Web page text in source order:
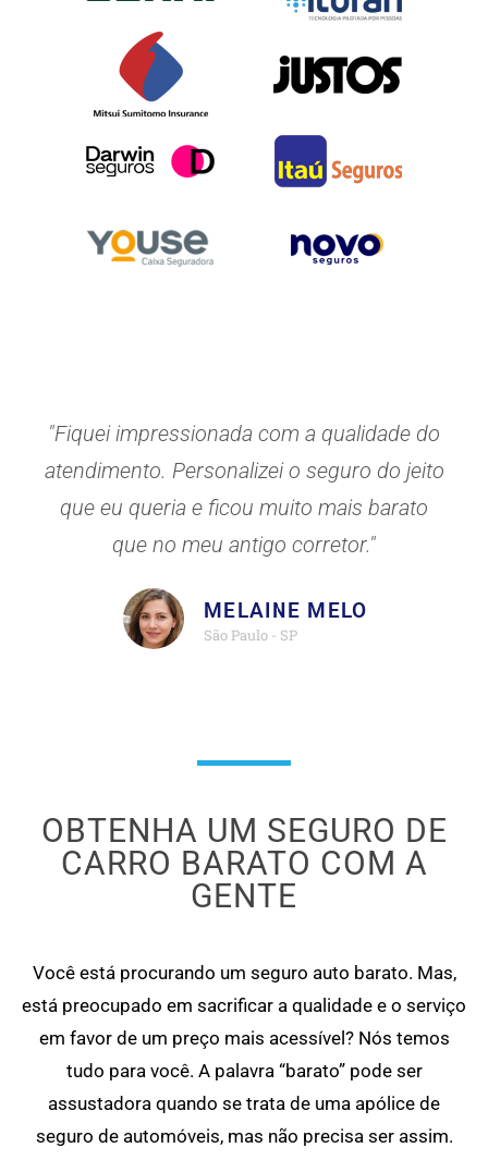
"Fiquei impressionada com a qualidade do
atendimento. Personalizei o seguro do jeito
que eu queria e ficou muito mais barato
que no meu antigo corretor."
MELAINE MELO
São Paulo - SP
OBTENHA UM SEGURO DE
CARRO BARATO COM A
GENTE
Você está procurando um seguro auto barato. Mas,
está preocupado em sacrificar a qualidade e o serviço
em favor de um preço mais acessível? Nós temos
tudo para você. A palavra “barato” pode ser
assustadora quando se trata de uma apólice de
seguro de automóveis, mas não precisa ser assim.